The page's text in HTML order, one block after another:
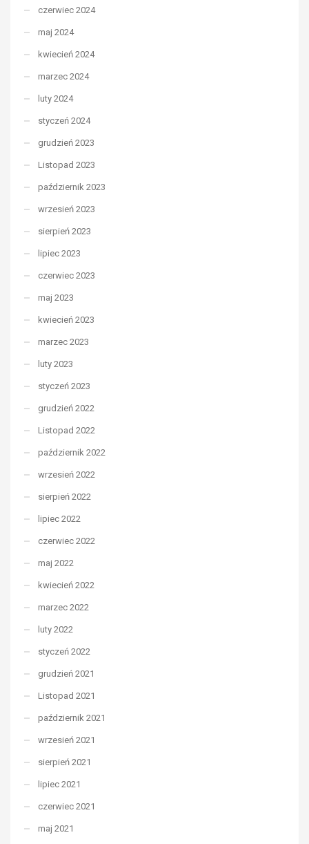
czerwiec 2024
maj 2024
kwiecień 2024
marzec 2024
luty 2024
styczeń 2024
grudzień 2023
Listopad 2023
październik 2023
wrzesień 2023
sierpień 2023
lipiec 2023
czerwiec 2023
maj 2023
kwiecień 2023
marzec 2023
luty 2023
styczeń 2023
grudzień 2022
Listopad 2022
październik 2022
wrzesień 2022
sierpień 2022
lipiec 2022
czerwiec 2022
maj 2022
kwiecień 2022
marzec 2022
luty 2022
styczeń 2022
grudzień 2021
Listopad 2021
październik 2021
wrzesień 2021
sierpień 2021
lipiec 2021
czerwiec 2021
maj 2021